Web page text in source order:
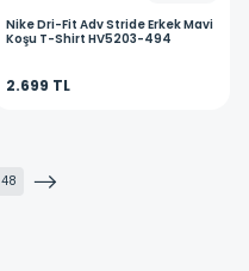
NikeDri-Fit Adv Stride Erkek Mavi
Koşu T-Shirt HV5203-494
2.699 TL
48